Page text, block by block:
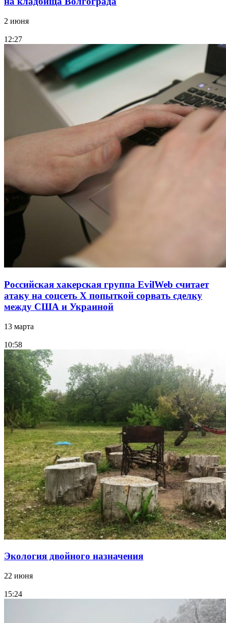
2 июня
12:27
Российская хакерская группа EvilWeb считает
атаку на соцсеть Х попыткой сорвать сделку
между США и Украиной
13 марта
10:58
Экология двойного назначения
22 июня
15:24